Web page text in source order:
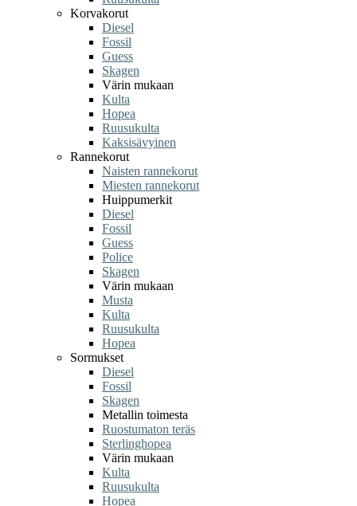
Korvakorut
Diesel
Fossil
Guess
Skagen
Värin mukaan
Kulta
Hopea
Ruusukulta
Kaksisävyinen
Rannekorut
Naisten rannekorut
Miesten rannekorut
Huippumerkit
Diesel
Fossil
Guess
Police
Skagen
Värin mukaan
Musta
Kulta
Ruusukulta
Hopea
Sormukset
Diesel
Fossil
Skagen
Metallin toimesta
Ruostumaton teräs
Sterlinghopea
Värin mukaan
Kulta
Ruusukulta
Hopea